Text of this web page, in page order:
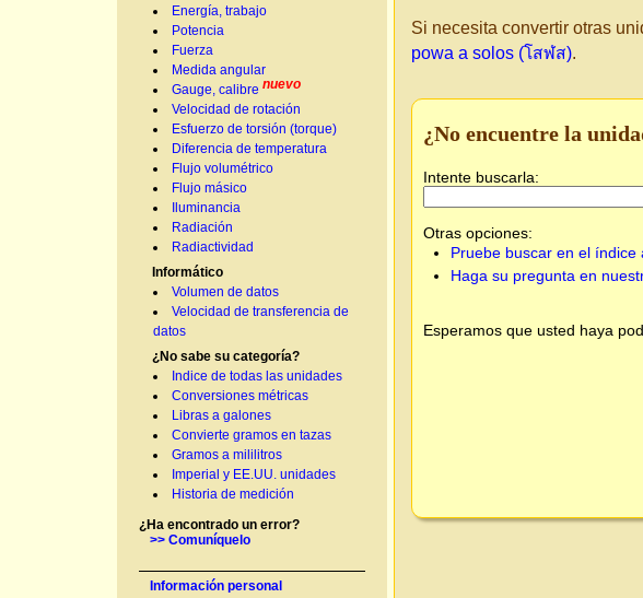
Energía, trabajo
Potencia
Fuerza
Medida angular
Gauge, calibre nuevo
Velocidad de rotación
Esfuerzo de torsión (torque)
Diferencia de temperatura
Flujo volumétrico
Flujo másico
Iluminancia
Radiación
Radiactividad
Informático
Volumen de datos
Velocidad de transferencia de
datos
¿No sabe su categoría?
Indice de todas las unidades
Conversiones métricas
Libras a galones
Convierte gramos en tazas
Gramos a mililitros
Imperial y EE.UU. unidades
Historia de medición
¿Ha encontrado un error?
>> Comuníquelo
Información personal
Si necesita convertir otras
powa a solos (โสฬส).
¿No encuentre la
Intente buscarla:
Otras opciones:
Pruebe buscar en el índice
Haga su pregunta en
Esperamos que usted haya